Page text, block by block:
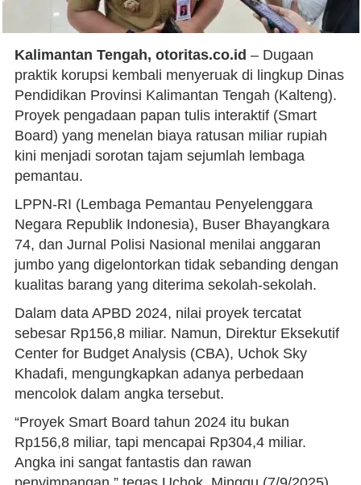
Kalimantan Tengah, otoritas.co.id – Dugaan
praktik korupsi kembali menyeruak di lingkup Dinas
Pendidikan Provinsi Kalimantan Tengah (Kalteng).
Proyek pengadaan papan tulis interaktif (Smart
Board) yang menelan biaya ratusan miliar rupiah
kini menjadi sorotan tajam sejumlah lembaga
pemantau.
LPPN-RI (Lembaga Pemantau Penyelenggara
Negara Republik Indonesia), Buser Bhayangkara
74, dan Jurnal Polisi Nasional menilai anggaran
jumbo yang digelontorkan tidak sebanding dengan
kualitas barang yang diterima sekolah-sekolah.
Dalam data APBD 2024, nilai proyek tercatat
sebesar Rp156,8 miliar. Namun, Direktur Eksekutif
Center for Budget Analysis (CBA), Uchok Sky
Khadafi, mengungkapkan adanya perbedaan
mencolok dalam angka tersebut.
“Proyek Smart Board tahun 2024 itu bukan
Rp156,8 miliar, tapi mencapai Rp304,4 miliar.
Angka ini sangat fantastis dan rawan